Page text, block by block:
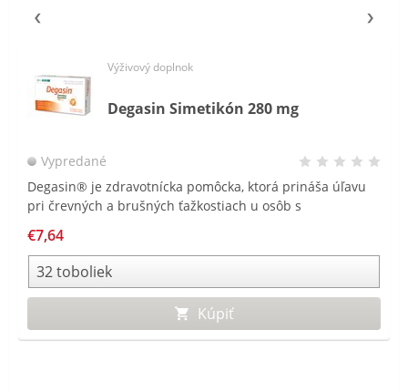
Výživový doplnok
Degasin Simetikón 280 mg
Vypredané
Degasin® je zdravotnícka pomôcka, ktorá prináša úľavu
pri črevných a brušných ťažkostiach u osôb s
plynu: nafukovanie, plynatosť a brušná tenzia.
€7,64
Kúpiť